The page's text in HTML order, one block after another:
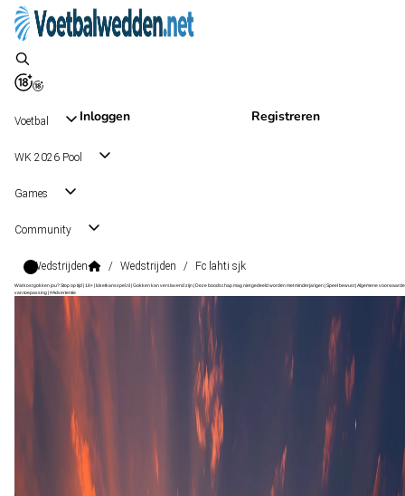
Inloggen Registreren
Voetbal
WK 2026 Pool
Games
Community
Wedstrijden / Wedstrijden / Fc lahti sjk
Wat kost gokken jou? Stop op tijd | 18+ | loketkansspel.nl | Gokken kan verslavend zijn | Deze boodschap mag niet gedeeld worden met minderjarigen | Speel bewust | Algemene
van toepassing | #Advertentie
Veikkausliiga , Finland
Alle wedstrijden
Opstellingen